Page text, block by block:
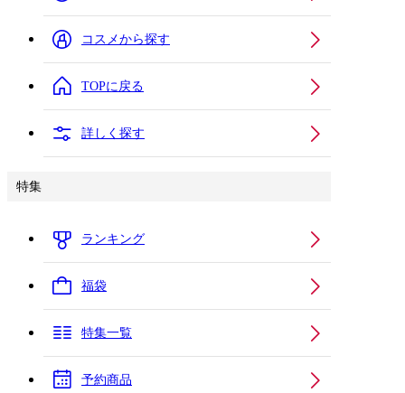
コスメから探す
TOPに戻る
詳しく探す
特集
ランキング
福袋
特集一覧
予約商品